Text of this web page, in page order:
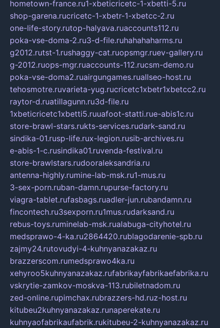
hometown-france.ru1-xbeticricetc-1-xbetti-5.ru
shop-garena.rucricetc-1-xbetr-1-xbetcc-2.ru
one-life-story.rutop-halyava.ruaccounts112.ru
poka-vse-doma-2.ru3-d-file.ruhahahaharms.ru
g2012.rutst-1.rushaggy-cat.ruopsmgr.ruev-gallery.ru
g-2012.ruops-mgr.ruaccounts-112.rucsm-demo.ru
poka-vse-doma2.ruairgungames.ruallseo-host.ru
tehosmotre.ruvarieta-yug.rucricetc1xbetr1xbetcc2.ru
raytor-d.ruatillagunn.ru3d-file.ru
1xbeticricetc1xbetti5.ruuafoot-statti.rue-abis1c.ru
store-brawl-stars.rukts-services.rudark-sand.ru
sindika-01.rusp-life.rux-legion.rusib-archives.ru
e-abis-1-c.rusindika01.ruvenda-festival.ru
store-brawlstars.rudooraleksandria.ru
antenna-highly.rumine-lab-msk.ru1-mus.ru
3-sex-porn.ruban-damn.rupurse-factory.ru
viagra-tablet.rufasbags.ruadler-jun.rubandamn.ru
fincontech.ru3sexporn.ru1mus.rudarksand.ru
rebus-toys.ruminelab-msk.rualabuga-cityhotel.ru
medsprawo-4-ka.ru2864420.rublagodarenie-spb.ru
zajmy24.rutovudyi-4-kuhnyanazakaz.ru
brazzerscom.rumedsprawo4ka.ru
xehyroo5kuhnyanazakaz.rufabrikayfabrikaefabrika.ru
vskrytie-zamkov-moskva-113.rubiletnadom.ru
zed-online.rupimchax.rubrazzers-hd.ruz-host.ru
kitubeu2kuhnyanazakaz.runaperekate.ru
kuhnyaofabrikaufabrik.rukitubeu-2-kuhnyanazakaz.ru